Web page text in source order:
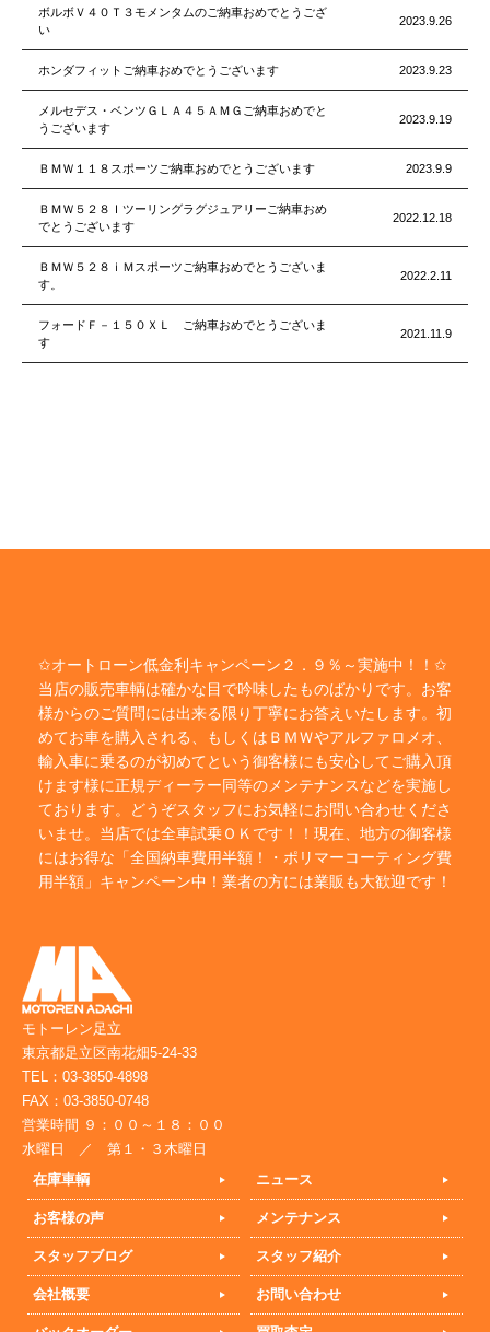
ボルボＶ４０Ｔ３モメンタムのご納車おめでとうござ
い
2023.9.26
ホンダフィットご納車おめでとうございます 2023.9.23
メルセデス・ベンツＧＬＡ４５ＡＭＧご納車おめでと
うございます
2023.9.19
ＢＭＷ１１８スポーツご納車おめでとうございます 2023.9.9
ＢＭＷ５２８Ｉツーリングラグジュアリーご納車おめ
でとうございます
2022.12.18
ＢＭＷ５２８ｉＭスポーツご納車おめでとうございま
す。
2022.2.11
フォードＦ－１５０ＸＬ ご納車おめでとうございま
す
2021.11.9
✩オートローン低金利キャンペーン２．９％～実施中！！✩
当店の販売車輌は確かな目で吟味したものばかりです。お客
様からのご質問には出来る限り丁寧にお答えいたします。初
めてお車を購入される、もしくはＢＭＷやアルファロメオ、
輸入車に乗るのが初めてという御客様にも安心してご購入頂
けます様に正規ディーラー同等のメンテナンスなどを実施し
ております。どうぞスタッフにお気軽にお問い合わせくださ
いませ。当店では全車試乗ＯＫです！！現在、地方の御客様
にはお得な「全国納車費用半額！・ポリマーコーティング費
用半額」キャンペーン中！業者の方には業販も大歓迎です！
モトーレン足立
東京都足立区南花畑5-24-33
TEL：03-3850-4898
FAX：03-3850-0748
営業時間 ９：００～１８：００
水曜日 ／ 第１・３木曜日
在庫車輌
ニュース
お客様の声 メンテナンス
スタッフブログ スタッフ紹介
会社概要 お問い合わせ